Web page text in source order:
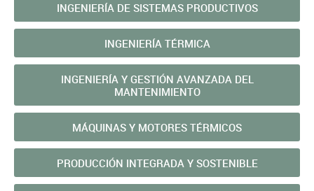
INGENIERÍA DE SISTEMAS PRODUCTIVOS
INGENIERÍA TÉRMICA
INGENIERÍA Y GESTIÓN AVANZADA DEL
MANTENIMIENTO
MÁQUINAS Y MOTORES TÉRMICOS
PRODUCCIÓN INTEGRADA Y SOSTENIBLE